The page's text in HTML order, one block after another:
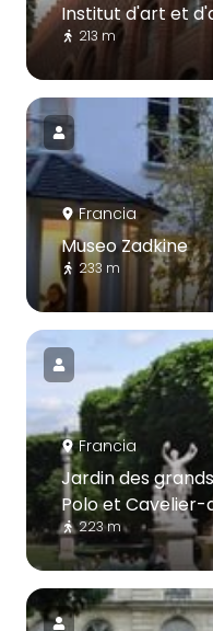
Institut d'art et
213 m
Francia
Museo Zadkine
233 m
Francia
Jardin des
Polo et
223 m